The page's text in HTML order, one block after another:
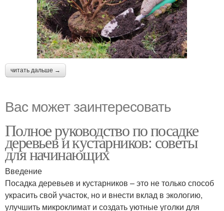
читать дальше →
Вас может заинтересовать
Полное руководство по посадке
деревьев и кустарников: советы
для начинающих
Введение
Посадка деревьев и кустарников – это не только способ
украсить свой участок, но и внести вклад в экологию,
улучшить микроклимат и создать уютные уголки для